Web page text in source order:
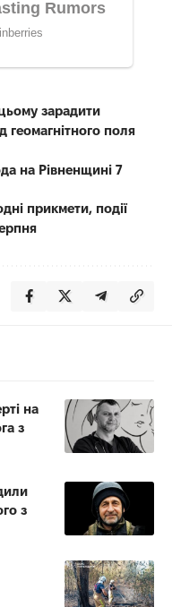
зарадити
геомагнітного поля
на Рівненщині 7
прикмети, події
на
з
з